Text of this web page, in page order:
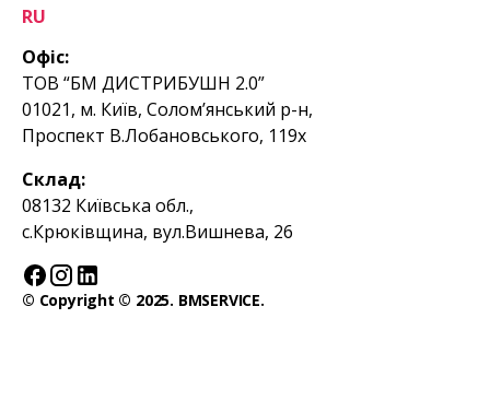
Офіс:
ТОВ “БМ ДИСТРИБУШН 2.0”
01021, м. Київ, Солом’янський р-н,
Проспект В.Лобановського, 119х
Склад:
08132 Київська обл.,
с.Крюківщина, вул.Вишнева, 26
RU
© Copyright © 2025. BMSERVICE.